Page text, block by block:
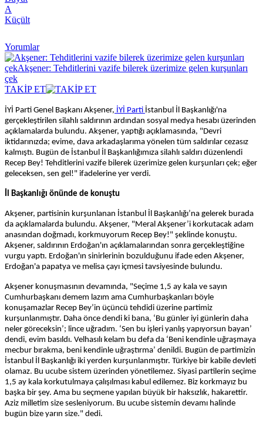
A
Küçült
Yorumlar
TAKİP ET
İYİ Parti Genel Başkanı Akşener, İYİ Parti İstanbul İl Başkanlığı'na
gerçekleştirilen silahlı saldırının ardından sosyal medya hesabı üzerinden
açıklamalarda bulundu. Akşener, yaptığı açıklamasında, "Devri
iktidarınızda; evime, dava arkadaşlarıma yönelen tüm saldırılar cezasız
kalmıştı. Bugün de İstanbul İl Başkanlığımıza silahlı saldırı düzenlendi
Recep Bey! Tehditlerini vazife bilerek üzerimize gelen kurşunları çek; eğer
geleceksen, sen gel!" ifadelerine yer verdi.
İl Başkanlığı önünde de konuştu
Akşener, partisinin kurşunlanan İstanbul İl Başkanlığı’na gelerek burada
da açıklamalarda bulundu. Akşener, "Meral Akşener’i korkutacak adam
anasından doğmadı, korkmuyorum Recep Bey!" şeklinde konuştu.
Akşener, saldırının Erdoğan'ın açıklamalarından sonra gerçekleştiğine
vurgu yaptı. Erdoğan'ın sinirlerinin bozulduğunu ifade eden Akşener,
Erdoğan'a papatya ve melisa çayı içmesi tavsiyesinde bulundu.
Akşener konuşmasının devamında, "Seçime 1,5 ay kala ve sayın
Cumhurbaşkanı demem lazım ama Cumhurbaşkanları böyle
konuşamazlar Recep Bey’in üçüncü tehdidi üzerine partimiz
kurşunlanmıştır. Daha önce dendi ki bana, ‘Bu günler iyi günlerin daha
neler göreceksin’; lince uğradım. ‘Sen bu işleri yanlış yapıyorsun bayan’
dendi, evim basıldı. Velhasılı kelam bu defa da ‘Beni kendinle uğraşmaya
mecbur bırakma, beni kendinle uğraştırma’ denildi. Bugün de partimizin
İstanbul İl Başkanlığı iki yerden kurşunlanmıştır. Türkiye bir kabile devleti
olamaz. Bu ucube sistem üzerinden yönetilemez. Siyasi partilerin seçime
1,5 ay kala korkutulmaya çalışılması kabul edilemez. Biz korkmayız bu
başka bir şey. Ama bu seçmene yapılan büyük bir haksızlık, hakarettir.
Aziz milletim size sesleniyorum. Bu ucube sistemin devamı halinde
bugün bize yarın size." dedi.